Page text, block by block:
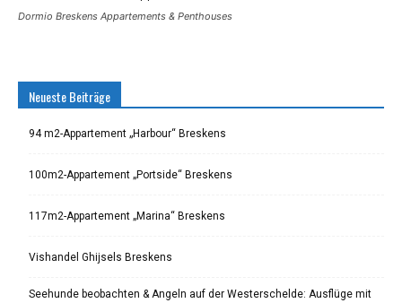
Dormio Breskens Appartements & Penthouses
Neueste Beiträge
94 m2-Appartement „Harbour“ Breskens
100m2-Appartement „Portside“ Breskens
117m2-Appartement „Marina“ Breskens
Vishandel Ghijsels Breskens
Seehunde beobachten & Angeln auf der Westerschelde: Ausflüge mit